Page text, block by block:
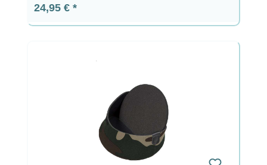
Prezzo normale:
24,95 €